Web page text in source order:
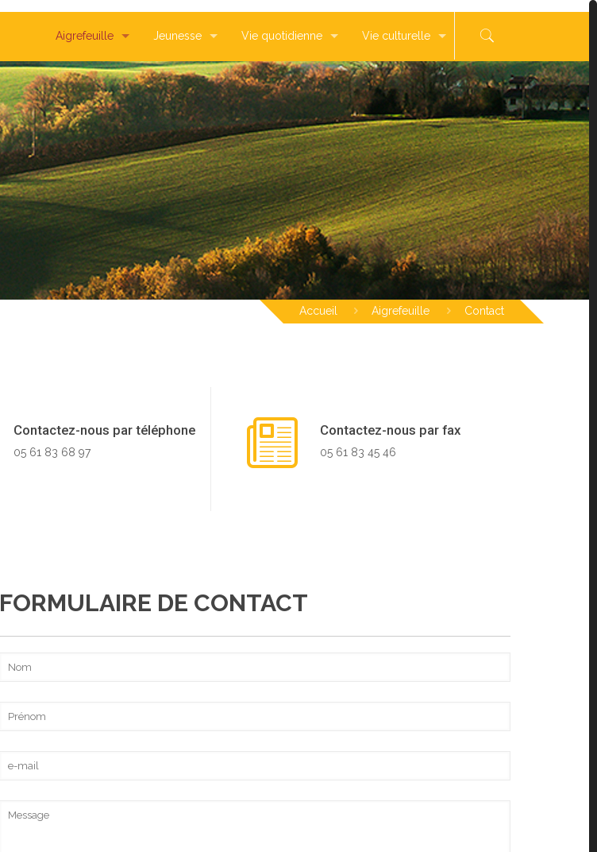
Aigrefeuille Jeunesse Vie quotidienne Vie culturelle
Accueil Aigrefeuille Contact
Contactez-nous par téléphone
05 61 83 68 97
Contactez-nous par fax
05 61 83 45 46
FORMULAIRE DE CONTACT